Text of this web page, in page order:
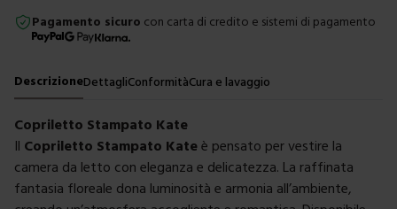
Pagamento sicuro con carta di credito e sistemi di pagamento
DescrizioneDettagliConformitàCura e lavaggio
Copriletto Stampato Kate
Il Copriletto Stampato Kateè pensato per vestire la
camera da letto con eleganza e delicatezza. La raffinata
fantasia floreale dona luminosità e armonia all’ambiente,